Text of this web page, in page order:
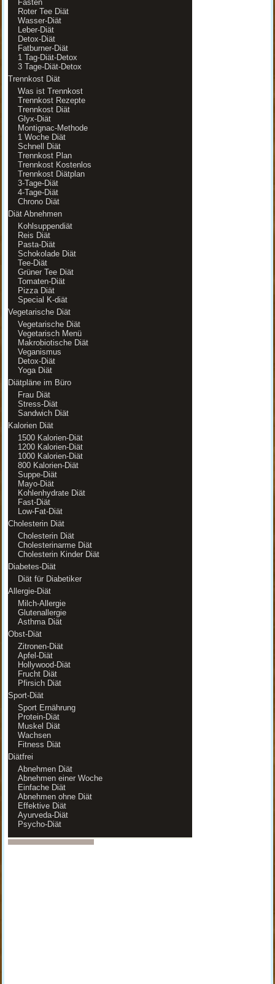
Fasten
Roter Tee Diät
Wasser-Diät
Leber-Diät
Detox-Diät
Fatburner-Diät
1 Tag-Diät-Detox
3 Tage-Diät-Detox
Trennkost Diät
Was ist Trennkost
Trennkost Rezepte
Trennkost Diät
Glyx-Diät
Montignac-Methode
1 Woche Diät
Schnell Diät
Trennkost Plan
Trennkost Kostenlos
Trennkost Diätplan
3-Tage-Diät
4-Tage-Diät
Chrono Diät
Diät Abnehmen
Kohlsuppendiät
Reis Diät
Pasta-Diät
Schokolade Diät
Tee-Diät
Grüner Tee Diät
Tomaten-Diät
Pizza Diät
Special K-diät
Vegetarische Diät
Vegetarische Diät
Vegetarisch Menü
Makrobiotische Diät
Veganismus
Detox-Diät
Yoga Diät
Diätpläne im Büro
Frau Diät
Stress-Diät
Sandwich Diät
Kalorien Diät
1500 Kalorien-Diät
1200 Kalorien-Diät
1000 Kalorien-Diät
800 Kalorien-Diät
Suppe-Diät
Mayo-Diät
Kohlenhydrate Diät
Fast-Diät
Low-Fat-Diät
Cholesterin Diät
Cholesterin Diät
Cholesterinarme Diät
Cholesterin Kinder Diät
Diabetes-Diät
Diät für Diabetiker
Allergie-Diät
Milch-Allergie
Glutenallergie
Asthma Diät
Obst-Diät
Zitronen-Diät
Apfel-Diät
Hollywood-Diät
Frucht Diät
Pfirsich Diät
Sport-Diät
Sport Ernährung
Protein-Diät
Muskel Diät
Wachsen
Fitness Diät
Diätfrei
Abnehmen Diät
Abnehmen einer Woche
Einfache Diät
Abnehmen ohne Diät
Effektive Diät
Ayurveda-Diät
Psycho-Diät